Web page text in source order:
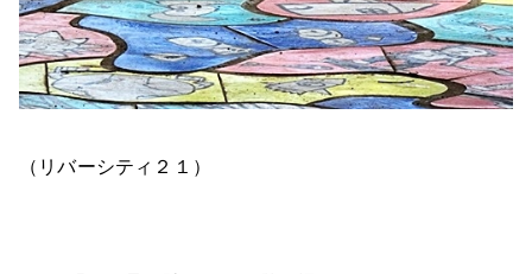
（リバーシティ２１）